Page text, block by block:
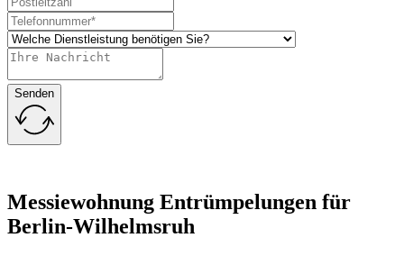
Senden
Messiewohnung Entrümpelungen für
Berlin-Wilhelmsruh